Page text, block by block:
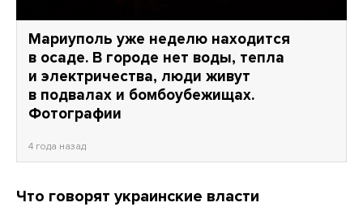
Мариуполь уже неделю находится
в осаде. В городе нет воды, тепла
и электричества, люди живут
в подвалах и бомбоубежищах.
Фотографии
4 года назад
Что говорят украинские власти